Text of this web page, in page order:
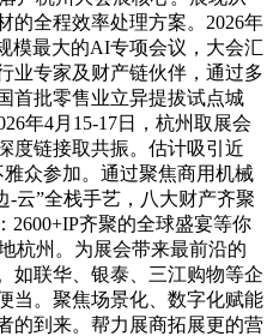
的全程效率处理方案。2026年
模最大的AI专项会议，大会汇
业专家及财产链伙伴，通过多
首批零售业立异提拔试点城
年4月15-17日，杭州取展会
度链接取共振。估计吸引近
众参加。通过聚焦商用机械
-云”全栈手艺，八大财产齐聚
2600+IP齐聚的全球盛宴等你
杭州。为展会带来最前沿的
如联华、银泰、三江购物等企
当。聚焦场景化、数字化赋能
的到来。帮力展商拓展更的营